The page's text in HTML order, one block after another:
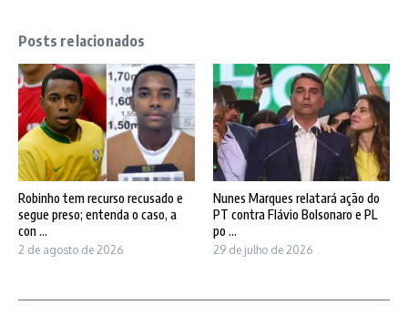
Posts relacionados
Robinho tem recurso recusado e
segue preso; entenda o caso, a
con ...
2 de agosto de 2026
Nunes Marques relatará ação do
PT contra Flávio Bolsonaro e PL
po ...
29 de julho de 2026